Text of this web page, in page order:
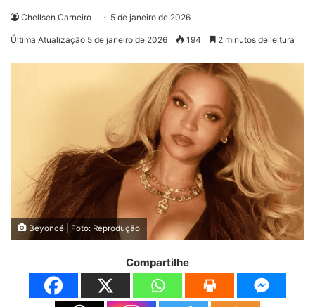
Chellsen Carneiro 5 de janeiro de 2026
Última Atualização 5 de janeiro de 2026 194 2 minutos de leitura
Beyoncé | Foto: Reprodução
Compartilhe